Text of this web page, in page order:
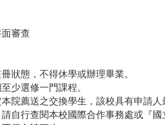
審查
狀態，不得休學或辦理畢業。
少選修一門課程。
院薦送之交換學生，該校具有申請人
自行查閱本校國際合作事務處或『